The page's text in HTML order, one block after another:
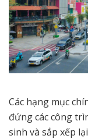
Các hạng mục
đứng các công
sinh và sắp xếp